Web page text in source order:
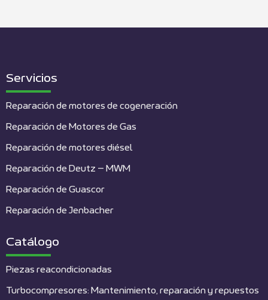
Servicios
Reparación de motores de cogeneración
Reparación de Motores de Gas
Reparación de motores diésel
Reparación de Deutz – MWM
Reparación de Guascor
Reparación de Jenbacher
Catálogo
Piezas reacondicionadas
Turbocompresores: Mantenimiento, reparación y repuestos